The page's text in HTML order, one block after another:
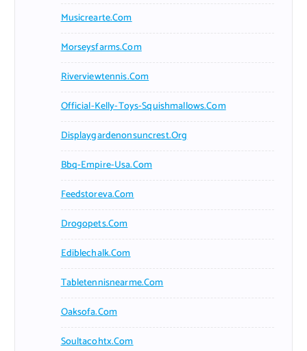
Musicrearte.com
Morseysfarms.com
Riverviewtennis.com
Official-Kelly-Toys-Squishmallows.com
Displaygardenonsuncrest.org
Bbq-Empire-Usa.com
Feedstoreva.com
Drogopets.com
Ediblechalk.com
Tabletennisnearme.com
Oaksofa.com
Soultacohtx.com